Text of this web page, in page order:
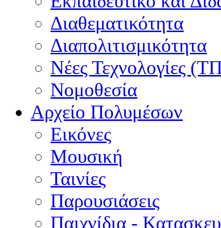
Διαθεματικότητα
Διαπολιτισμικότητα
Νέες Τεχνολογίες
Νομοθεσία
Αρχείο Πολυμέσων
Εικόνες
Μουσική
Ταινίες
Παρουσιάσεις
Παιχνίδια -